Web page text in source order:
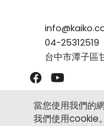
04-25312519
台中市潭子區
Copyright ©
當您使用我們的
我們使用cookie。